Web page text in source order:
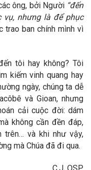
ông, bởi Người “đến
nhưng là để phục
trao ban chính mình vì
tôi hay không? Tôi
kiếm vinh quang hay
ngày, chúng ta dễ
và Gioan, nhưng
cải cuộc đời: dám
không cần đền đáp,
trên… và khi như vậy,
mà Chúa đã đi qua.